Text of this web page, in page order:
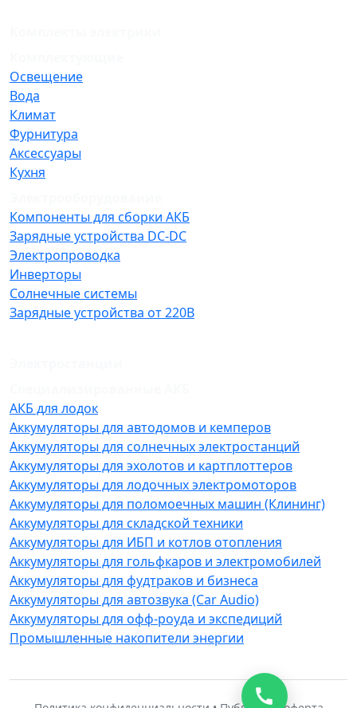
Освещение
Вода
Климат
Фурнитура
Аксессуары
Кухня
Компоненты для сборки АКБ
Зарядные устройства DC-DC
Электропроводка
Инверторы
Солнечные системы
Зарядные устройства от 220В
АКБ для лодок
Аккумуляторы для автодомов и кемперов
Аккумуляторы для солнечных электростанций
Аккумуляторы для эхолотов и картплоттеров
Аккумуляторы для лодочных электромоторов
Аккумуляторы для поломоечных машин (Клининг)
Аккумуляторы для складской техники
Аккумуляторы для ИБП и котлов отопления
Аккумуляторы для гольфкаров и электромобилей
Аккумуляторы для фудтраков и бизнеса
Аккумуляторы для автозвука (Car Audio)
Аккумуляторы для офф-роуда и экспедиций
Промышленные накопители энергии